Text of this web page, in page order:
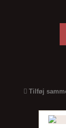
Tilføj